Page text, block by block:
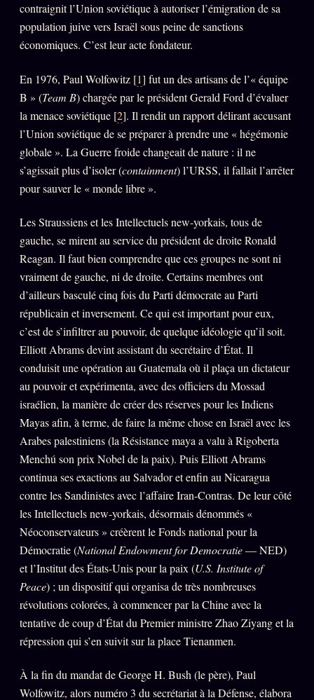
contraignit l’Union soviétique à autoriser l’émigration de sa
population juive vers Israël sous peine de sanctions
économiques. C’est leur acte fondateur.
En 1976, Paul Wolfowitz [1] fut un des artisans de l’« équipe
B » (Team B) chargée par le président Gerald Ford d’évaluer
la menace soviétique [2]. Il rendit un rapport délirant accusant
l’Union soviétique de se préparer à prendre une « hégémonie
globale ». La Guerre froide changeait de nature : il ne
s’agissait plus d’isoler (containment) l’URSS, il fallait l’arrêter
pour sauver le « monde libre ».
Les Straussiens et les Intellectuels new-yorkais, tous de
gauche, se mirent au service du président de droite Ronald
Reagan. Il faut bien comprendre que ces groupes ne sont ni
vraiment de gauche, ni de droite. Certains membres ont
d’ailleurs basculé cinq fois du Parti démocrate au Parti
républicain et inversement. Ce qui est important pour eux,
c’est de s’infiltrer au pouvoir, de quelque idéologie qu’il soit.
Elliott Abrams devint assistant du secrétaire d’État. Il
conduisit une opération au Guatemala où il plaça un dictateur
au pouvoir et expérimenta, avec des officiers du Mossad
israélien, la manière de créer des réserves pour les Indiens
Mayas afin, à terme, de faire la même chose en Israël avec les
Arabes palestiniens (la Résistance maya a valu à Rigoberta
Menchú son prix Nobel de la paix). Puis Elliott Abrams
continua ses exactions au Salvador et enfin au Nicaragua
contre les Sandinistes avec l’affaire Iran-Contras. De leur côté
les Intellectuels new-yorkais, désormais dénommés «
Néoconservateurs » créèrent le Fonds national pour la
Démocratie (National Endowment for Democratie— NED)
et l’Institut des États-Unis pour la paix (U.S. Institute of
Peace) ; un dispositif qui organisa de très nombreuses
révolutions colorées, à commencer par la Chine avec la
tentative de coup d’État du Premier ministre Zhao Ziyang et la
répression qui s’en suivit sur la place Tienanmen.
À la fin du mandat de George H. Bush (le père), Paul
Wolfowitz, alors numéro 3 du secrétariat à la Défense, élabora